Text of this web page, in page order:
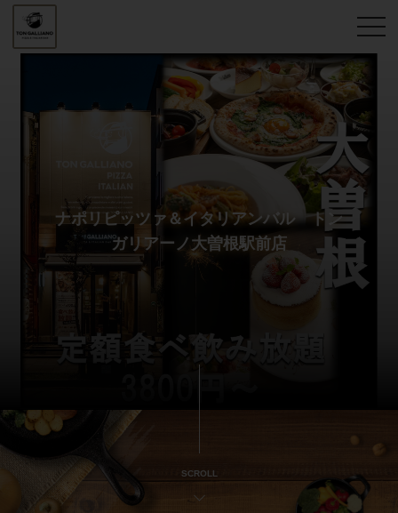
ナポリピッツァ＆イタリアンバル トン
ガリアーノ大曽根駅前店
SCROLL